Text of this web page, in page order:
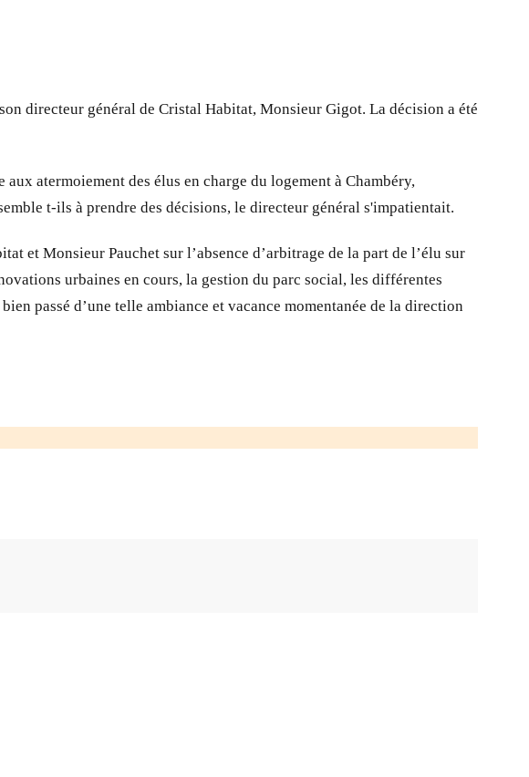
directeur général de Cristal Habitat, Monsieur Gigot. La décision a été
atermoiement des élus en charge du logement à Chambéry,
t-ils à prendre des décisions, le directeur général s'impatientait.
et Monsieur Pauchet sur l’absence d’arbitrage de la part de l’élu sur
urbaines en cours, la gestion du parc social, les différentes
passé d’une telle ambiance et vacance momentanée de la direction